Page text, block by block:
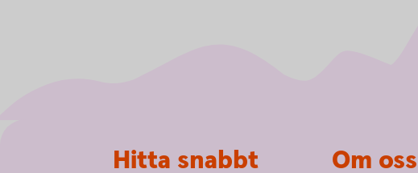
Hitta snabbt Om oss